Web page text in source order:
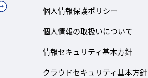
個人情報保護ポリシー
個人情報の取扱いについて
情報セキュリティ基本方針
クラウドセキュリティ基本方針